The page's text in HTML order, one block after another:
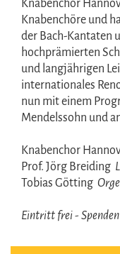
Knabenchor
Knabenchöre und
der Bach-Kantaten
hochprämierten
und langjährigen
internationales
nun mit einem
Mendelssohn und
Knabenchor
Prof. Jörg Breiding
Tobias Götting
Eintritt frei -